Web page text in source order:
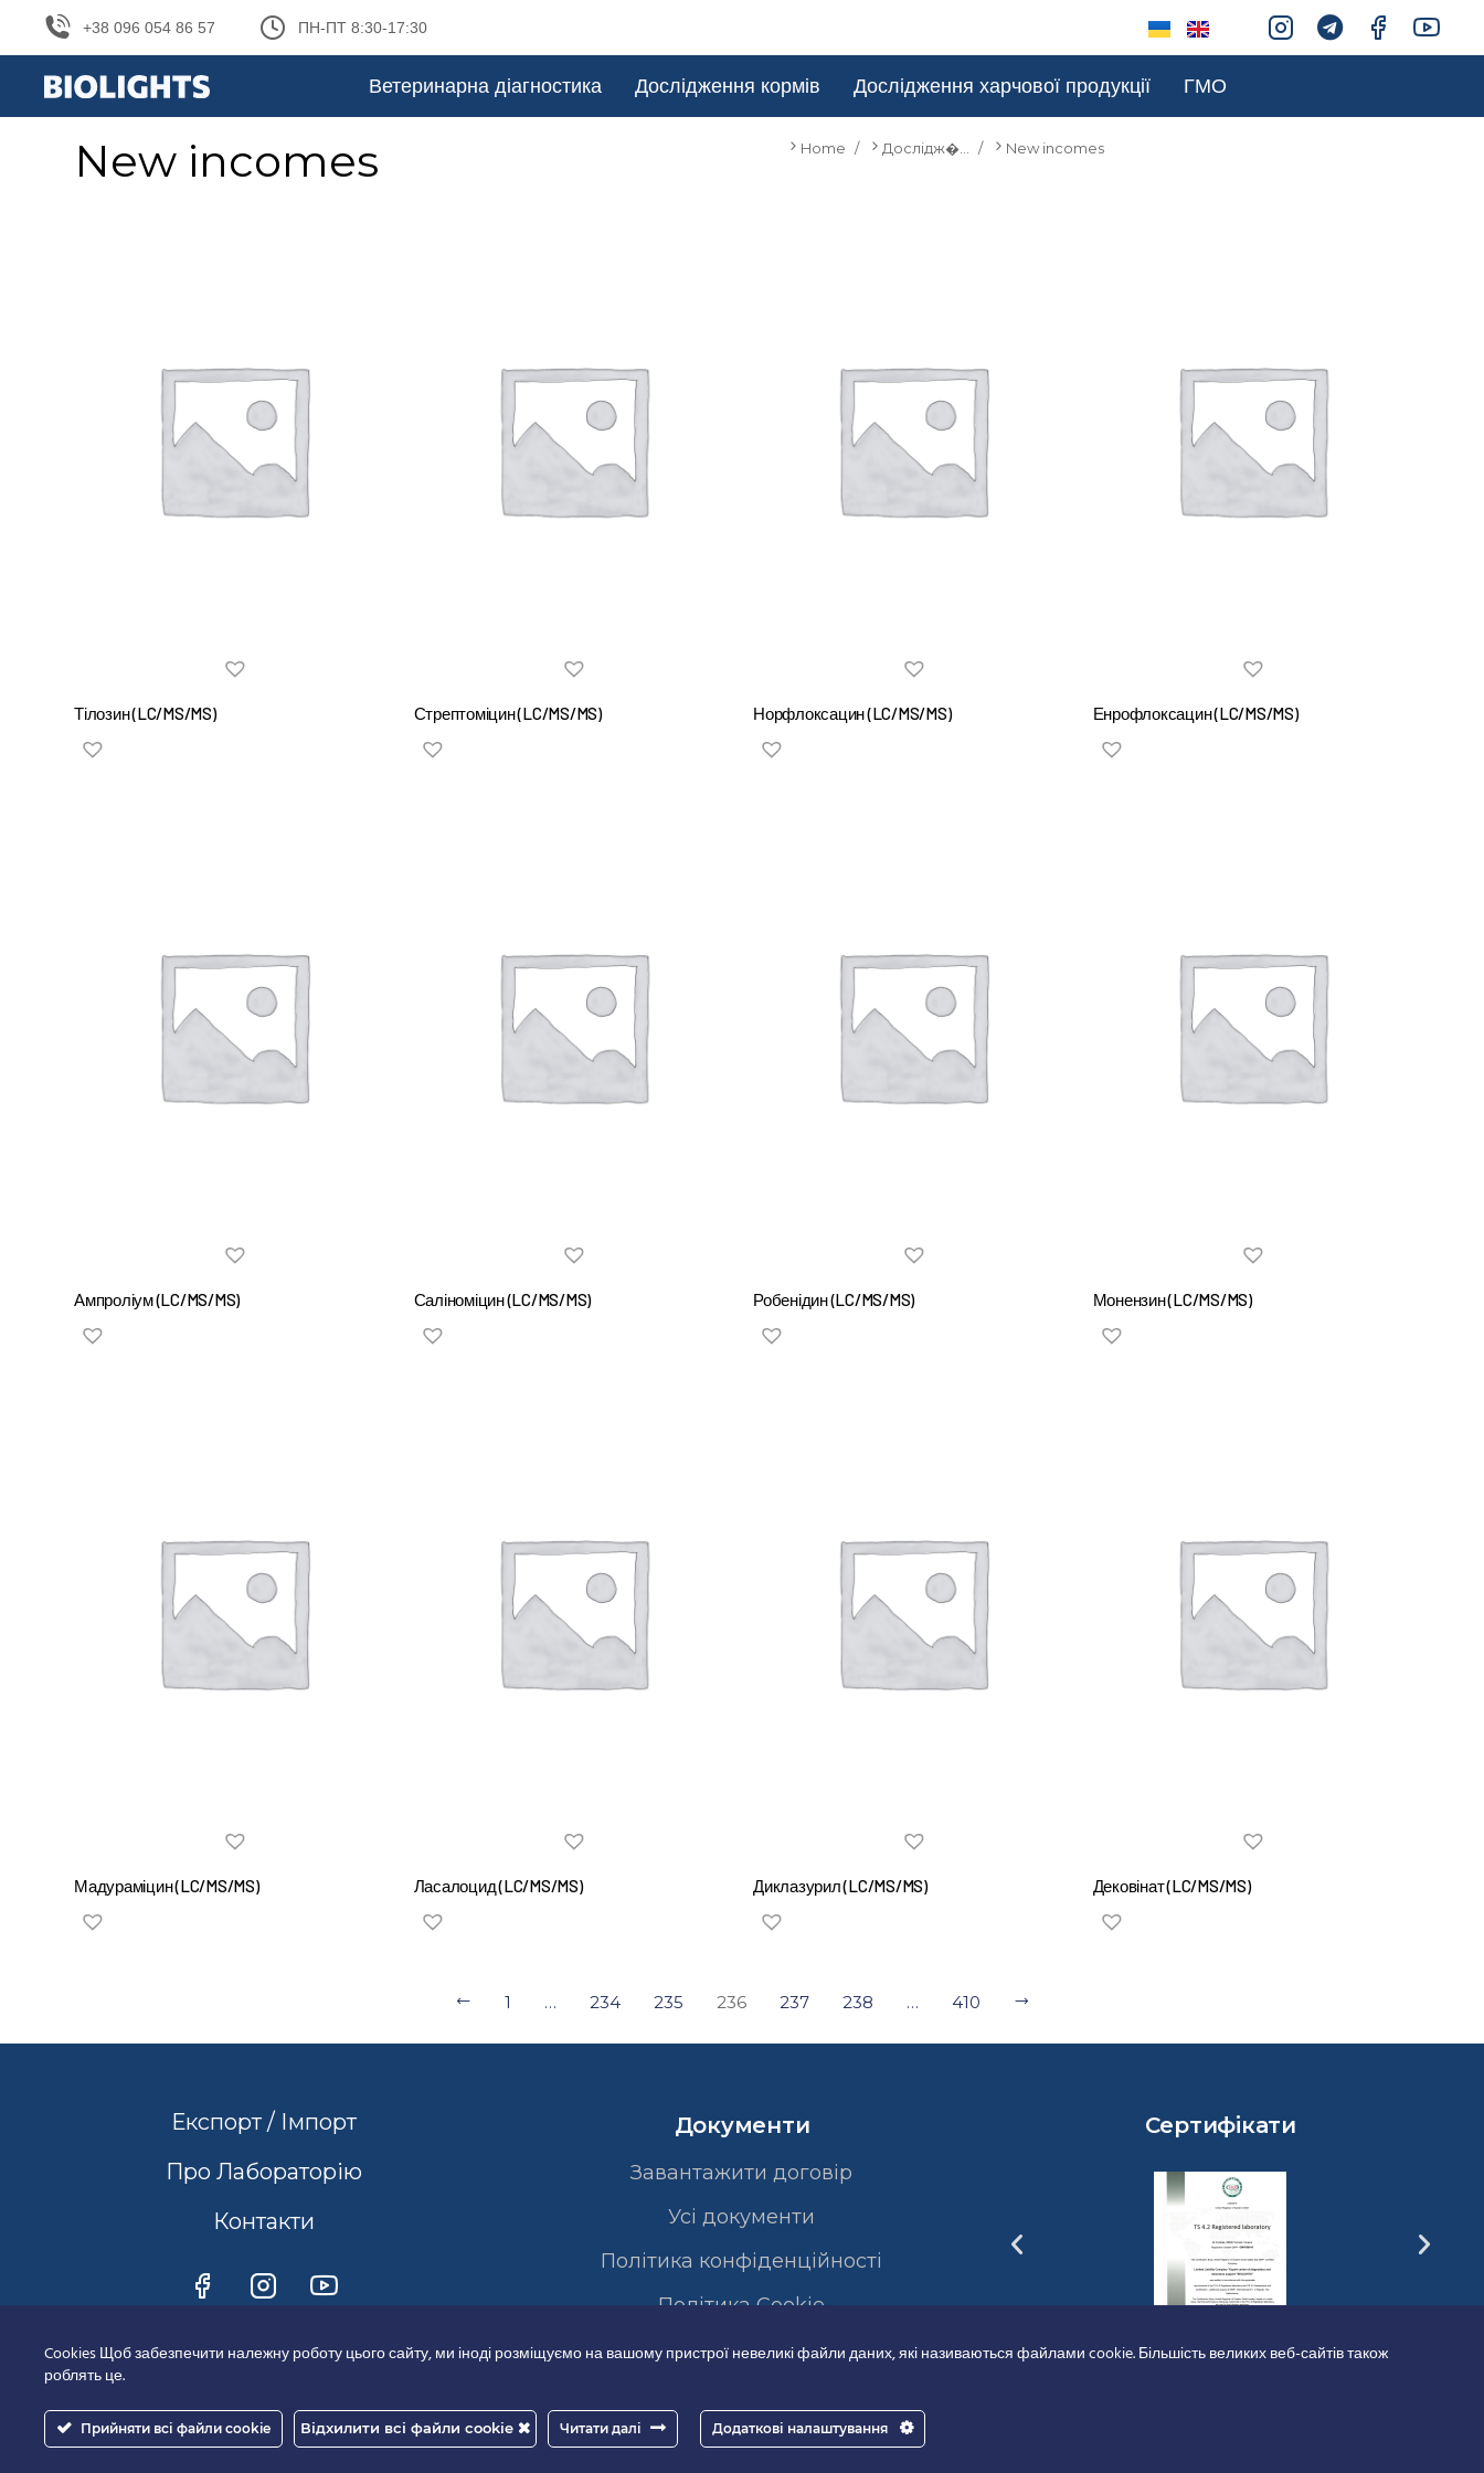
+38 096 054 86 57 ПН-ПТ 8:30-17:30
Ветеринарна діагностика Дослідження кормів Дослідження харчової продукції ГМО
New incomes You are here:
Home Дослідж�… New incomes
Тілозин (LC/MS/MS) Стрептоміцин (LC/MS/MS) Норфлоксацин (LC/MS/MS) Енрофлоксацин (LC/MS/MS)
Ампроліум (LC/MS/MS) Саліноміцин (LC/MS/MS) Робенідин (LC/MS/MS) Монензин (LC/MS/MS)
Мадураміцин (LC/MS/MS) Ласалоцид (LC/MS/MS) Диклазурил (LC/MS/MS) Дековінат (LC/MS/MS)
1 … 234 235 236 237 238 … 410
Експорт / Імпорт
Про Лабораторію
Контакти
Документи
Завантажити договір
Усі документи
Політика конфіденційності
Полiтика Cookie
Сертифікати
Good-IT.com.ua for Biolights - All rights reserved.
Cookies Щоб забезпечити належну роботу цього сайту, ми іноді розміщуємо на вашому пристрої невеликі файли даних, які називаються файлами cookie. Більшість великих веб-сайтів також
роблять це.
Прийняти всі файли cookie Відхилити всі файли cookie Читати далі Додаткові налаштування